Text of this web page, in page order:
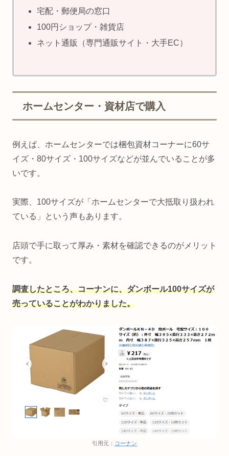
宅配・郵便局の窓口
100円ショップ・雑貨店
ネット通販（専門通販サイト・大手EC）
ホームセンター・資材店で購入
例えば、ホームセンターでは梱包資材コーナーに60サ
イズ・80サイズ・100サイズなどが並んでいることが多
いです。
実際、100サイズが「ホームセンターで大抵取り扱われ
ている」という声もあります。
店頭で手に取って厚み・素材を確認できるのがメリット
です。
調査したところ、コーナンに、ダンボール100サイズが
売っていることがわかりました。
引用元： コーナン